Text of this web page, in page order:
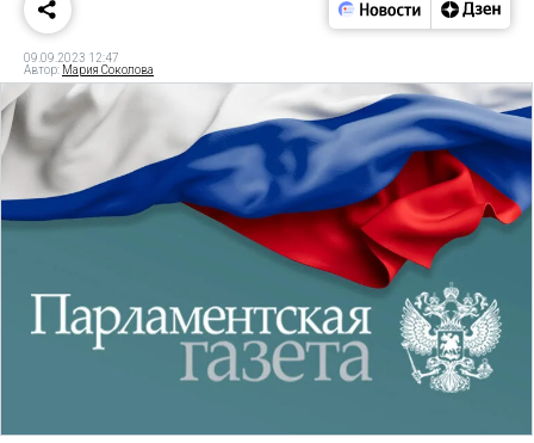
09.09.2023 12:47
Автор: Мария Соколова